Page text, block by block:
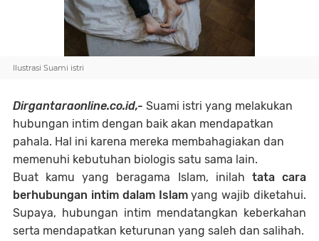
Ilustrasi Suami istri
Dirgantaraonline.co.id,- Suami istri yang melakukan
hubungan intim dengan baik akan mendapatkan
pahala. Hal ini karena mereka membahagiakan dan
memenuhi kebutuhan biologis satu sama lain.
Buat kamu yang beragama Islam, inilah tata cara
berhubungan intim dalam Islamyang wajib diketahui.
Supaya, hubungan intim mendatangkan keberkahan
serta mendapatkan keturunan yang saleh dan salihah.